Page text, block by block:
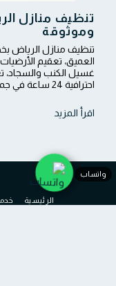
وموثوقة
تنظيف منازل الرياض
العميق، تعقيم
غسيل الكنب والسجاد،
احترافية 24 ساعة في جميع أحياء الرياض.
اقرأ المزيد
الرئيسية
واتساب